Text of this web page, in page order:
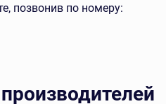
позвонив по номеру: